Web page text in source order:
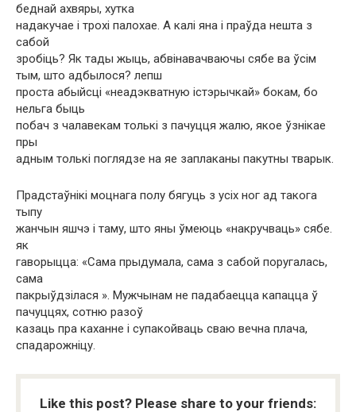
беднай ахвяры, хутка
надакучае і трохі палохае. А калі яна і праўда нешта з
сабой
зробіць? Як тады жыць, абвінавачваючы сябе ва ўсім
тым, што адбылося? лепш
проста абыйсці «неадэкватную істэрычкай» бокам, бо
нельга быць
побач з чалавекам толькі з пачуцця жалю, якое ўзнікае
пры
адным толькі поглядзе на яе заплаканы пакутны тварык.
Прадстаўнікі моцнага полу бягуць з усіх ног ад такога
тыпу
жанчын яшчэ і таму, што яны ўмеюць «накручваць» сябе.
як
гаворыцца: «Сама прыдумала, сама з сабой поругалась,
сама
пакрыўдзілася ». Мужчынам не падабаецца капацца ў
пачуццях, сотню разоў
казаць пра каханне і супакойваць сваю вечна плача,
спадарожніцу.
Like this post? Please share to your friends: